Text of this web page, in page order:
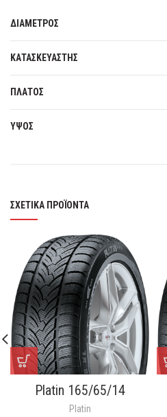
ΔΙΑΜΕΤΡΟΣ
ΚΑΤΑΣΚΕΥΑΣΤΗΣ
ΠΛΑΤΟΣ
ΥΨΟΣ
ΣΧΕΤΙΚΆ ΠΡΟΪΌΝΤΑ
Platin 165/65/14
Platin